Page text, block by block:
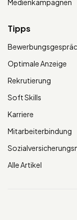
Tipps
Optimale Anzeige
Rekrutierung
Soft Skills
Karriere
Mitarbeiterbindung
Alle Artikel